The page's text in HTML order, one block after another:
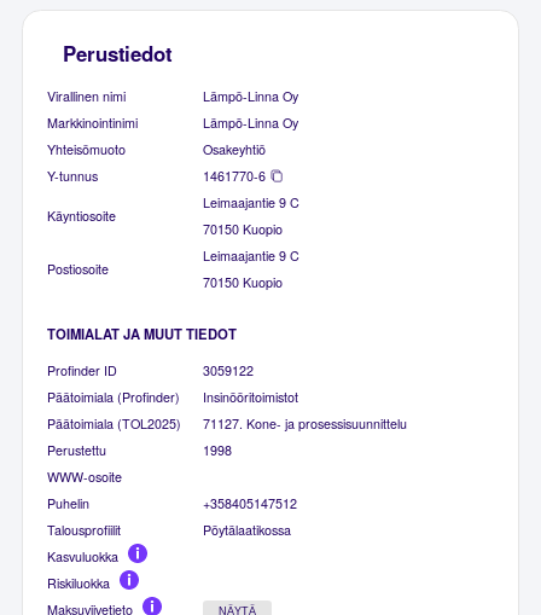
Perustiedot
Virallinen nimi
Lämpö-Linna Oy
Markkinointinimi
Lämpö-Linna Oy
Yhteisömuoto
Osakeyhtiö
Y-tunnus
1461770-6
Käyntiosoite
Leimaajantie 9 C
70150 Kuopio
Postiosoite
Leimaajantie 9 C
70150 Kuopio
TOIMIALAT JA MUUT TIEDOT
Profinder ID
3059122
Päätoimiala (Profinder)
Insinööritoimistot
Päätoimiala (TOL2025)
71127. Kone- ja prosessisuunnittelu
Perustettu
1998
WWW-osoite
Puhelin
+358405147512
Talousprofiilit
Pöytälaatikossa
Kasvuluokka
Riskiluokka
Maksuviivetieto
NÄYTÄ